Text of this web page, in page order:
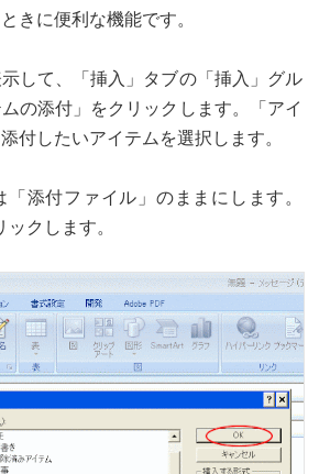
きに便利な機能です。
して、「挿入」タブの「挿入」グル
の添付」をクリックします。「アイ
付したいアイテムを選択します。
「添付ファイル」のままにします。
ックします。